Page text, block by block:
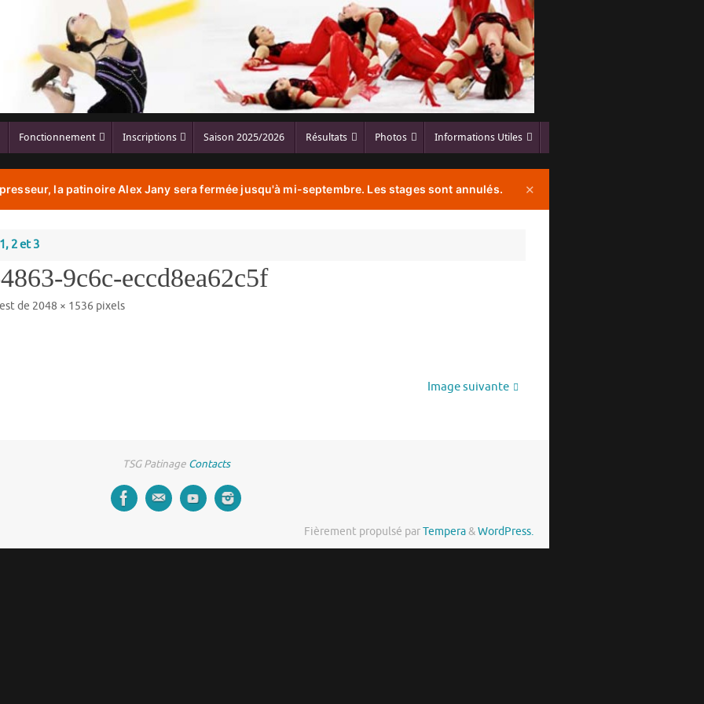
Fonctionnement Inscriptions Saison 2025/2026 Résultats Photos Informations Utiles
la patinoire Alex Jany sera fermée jusqu'à mi-septembre. Les stages sont annulés. ✕
2 et 3
9c6c-eccd8ea62c5f
de 2048 × 1536 pixels
Image suivante
TSG Patinage Contacts
Fièrement propulsé parTempera&WordPress.